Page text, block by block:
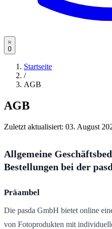
0
Startseite
/
AGB
AGB
Zuletzt aktualisiert: 03. August
Allgemeine
Bestellungen bei der
Präambel
Die pasda GmbH bietet online
von Fotoprodukten mit